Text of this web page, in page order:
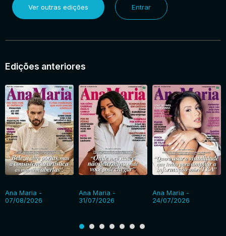
Ver outras edições Entrar
Edições anteriores
Ana Maria -
07/08/2026
Ana Maria -
31/07/2026
Ana Maria -
24/07/2026